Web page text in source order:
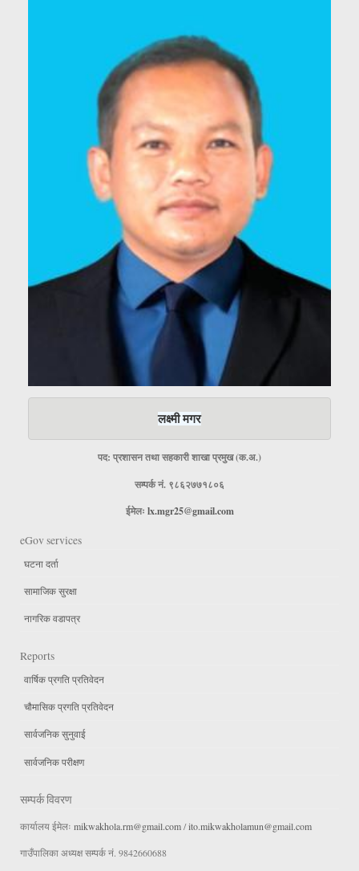
लक्ष्मी मगर
पद: प्रशासन तथा सहकारी शाखा प्रमुख (क.अ.)
सम्पर्क नं. ९८६२७७१८०६
ईमेलः lx.mgr25@gmail.com
eGov services
घटना दर्ता
सामाजिक सुरक्षा
नागरिक वडापत्र
Reports
वार्षिक प्रगति प्रतिवेदन
चौमासिक प्रगति प्रतिवेदन
सार्वजनिक सुनुवाई
सार्वजनिक परीक्षण
सम्पर्क विवरण
कार्यालय ईमेलः mikwakhola.rm@gmail.com/ito.mikwakholamun@gmail.com
गाउँपालिका अध्यक्ष सम्पर्क नं. 9842660688